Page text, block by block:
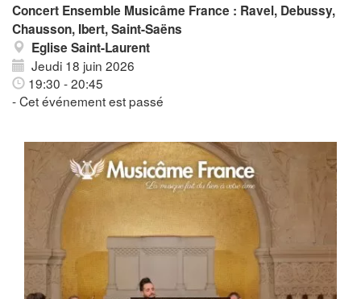
Concert Ensemble Musicâme France : Ravel, Debussy,
Chausson, Ibert, Saint-Saëns
Eglise Saint-Laurent
Jeudi 18 juin 2026
19:30 - 20:45
- Cet événement est passé